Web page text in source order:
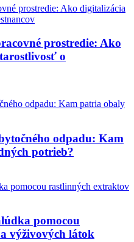
prostredie: Ako
o
odpadu: Kam
potrieb?
pomocou
výživových látok